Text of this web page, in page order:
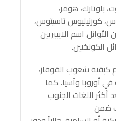
بلوتارك، هومر،
كورنيليوس تاسيتوس،
اسم الايبيريين
الكولخيين.
كبقية شعوب القوقاز،
أوروبا وآسيا. كما
أكثر اللغات الجنوب
ضمن